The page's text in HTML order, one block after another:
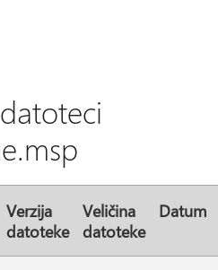
Verzija
datoteke
Veličina
datoteke
Datum